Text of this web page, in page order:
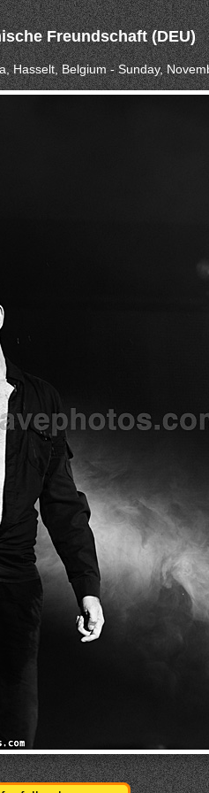
Freundschaft (DEU)
Hasselt, Belgium - Sunday,